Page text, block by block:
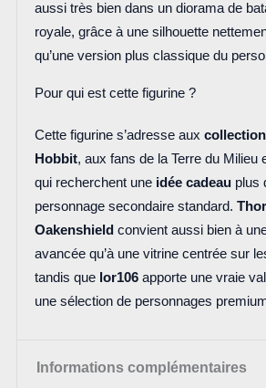
aussi très bien dans un diorama de
royale, grâce à une silhouette
qu’une version plus classique du
Pour qui est cette figurine ?
Cette figurine s’adresse aux
Hobbit, aux fans de la Terre du Milieu
qui recherchent une idée cadeauplus
personnage secondaire standard.
Oakenshield convient aussi bien à
avancée qu’à une vitrine centrée sur
tandis que lor106apporte une vraie
une sélection de personnages
Informations complémentaires